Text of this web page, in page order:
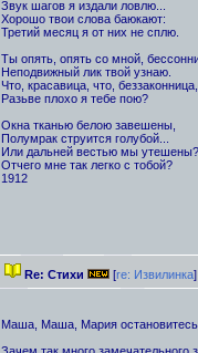
Звук шагов я издали ловлю...
Хорошо твои слова баюкают:
Третий месяц я от них не сплю.
Ты опять, опять со мной,
Неподвижный лик твой узнаю.
Что, красавица, что, беззаконница,
Разьве плохо я тебе пою?
Окна тканью белою завешены,
Полумрак струится голубой...
Или дальней вестью мы утешены?
Отчего мне так легко с тобой?
1912
Re: Стихи [re: Извилинка]
Маша, Маша, Мария